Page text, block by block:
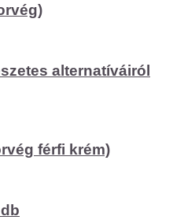
alternatíváiról
férfi krém)